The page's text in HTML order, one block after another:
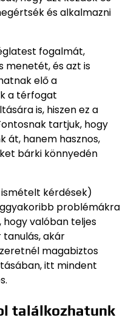
és alkalmazni
fogalmát,
menetét, és azt is
elő a
a térfogat
is, hiszen ez a
tartjuk, hogy
át, hanem hasznos,
bárki könnyedén
ismételt kérdések)
problémákra
valóban teljes
akár
magabiztos
itt mindent
találkozhatunk